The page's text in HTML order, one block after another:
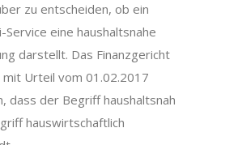
zu entscheiden, ob ein
Service eine haushaltsnahe
darstellt. Das Finanzgericht
Urteil vom 01.02.2017
dass der Begriff haushaltsnah
hauswirtschaftlich